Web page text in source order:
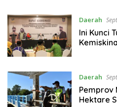
Daerah
Ini Kunci
Daerah
Pemprov
Hektare